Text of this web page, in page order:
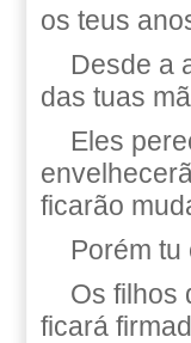
os teus
Desde a
das tuas
Eles
ficarão
Porém
Os filhos
ficará